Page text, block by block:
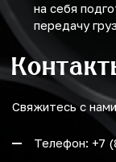
на себя
передачу
Свяжитесь с
Телефон: +7